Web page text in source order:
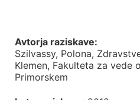
Avtorja raziskave:
Szilvassy, Polona,
Klemen, Fakulteta za vede
Primorskem